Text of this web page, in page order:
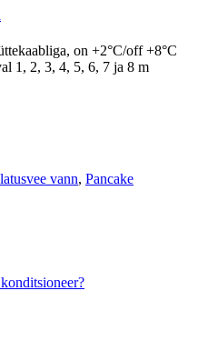
on +2°C/off +8°C
1, 2, 3, 4, 5, 6, 7 ja 8 m
vann, Pancake